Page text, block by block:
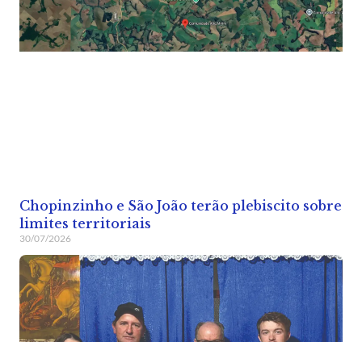
Chopinzinho e São João terão plebiscito sobre
limites territoriais
30/07/2026